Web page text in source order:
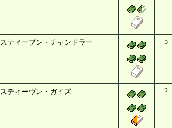
スティーブン・チャンドラー 5
スティーヴン・ガイズ 2